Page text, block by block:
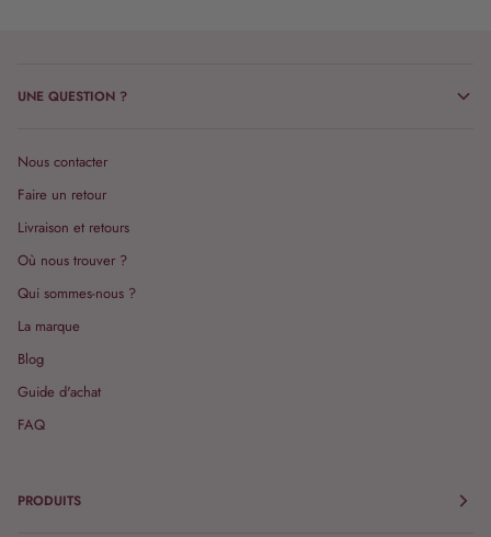
UNE QUESTION ?
Nous contacter
Faire un retour
Livraison et retours
Où nous trouver ?
Qui sommes-nous ?
La marque
Blog
Guide d'achat
FAQ
PRODUITS